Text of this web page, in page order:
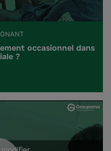
occasionnel dans
?